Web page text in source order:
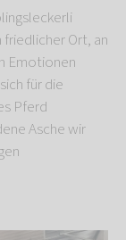
friedlicher Ort, an
Emotionen
für die
Pferd
Asche wir